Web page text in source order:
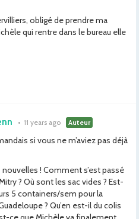
obligé de prendre ma
qui rentre dans le bureau elle
• 11 years ago Auteur
si vous ne m’aviez pas déjà
! Comment s’est passé
? Où sont les sac vides ? Est-
5 containers/sem pour la
? Qu’en est-il du colis